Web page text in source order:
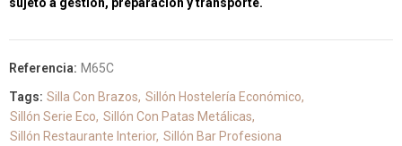
Referencia: M65C
Tags: Silla Con Brazos Sillón Hostelería Económico
Sillón Serie Eco Sillón Con Patas Metálicas
Sillón Restaurante Interior Sillón Bar Profesiona